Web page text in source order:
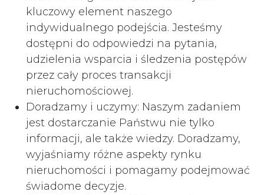
kluczowy element naszego
indywidualnego podejścia. Jesteśmy
dostępni do odpowiedzi na pytania,
udzielenia wsparcia i śledzenia postępów
przez cały proces transakcji
nieruchomościowej.
Doradzamy i uczymy: Naszym zadaniem
jest dostarczanie Państwu nie tylko
informacji, ale także wiedzy. Doradzamy,
wyjaśniamy różne aspekty rynku
nieruchomości i pomagamy podejmować
świadome decyzje.